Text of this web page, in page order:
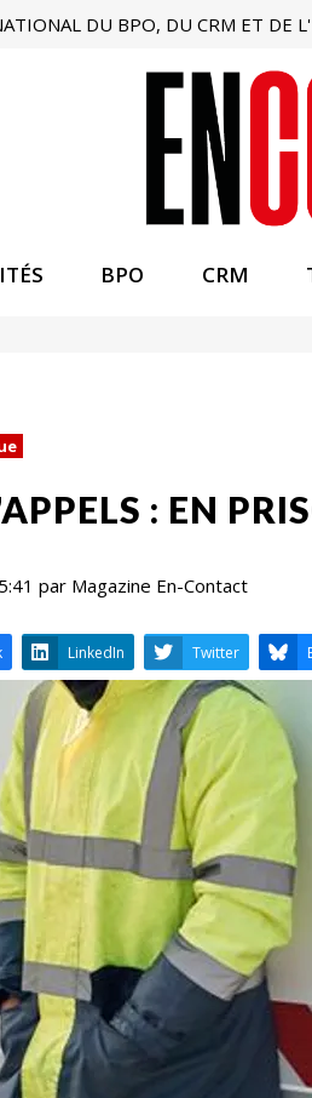
DU BPO, DU CRM ET DE
BPO CRM
: EN
par Magazine En-Contact
Facebook LinkedIn